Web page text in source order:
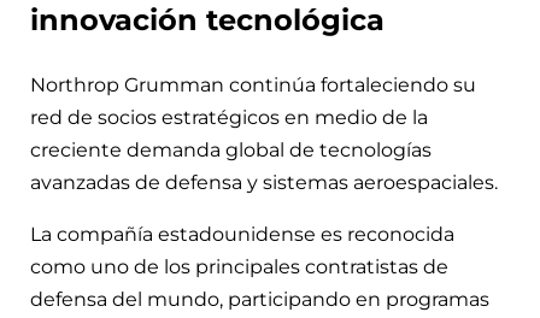
innovación tecnológica
Northrop Grumman continúa fortaleciendo su
red de socios estratégicos en medio de la
creciente demanda global de tecnologías
avanzadas de defensa y sistemas aeroespaciales.
La compañía estadounidense es reconocida
como uno de los principales contratistas de
defensa del mundo, participando en programas